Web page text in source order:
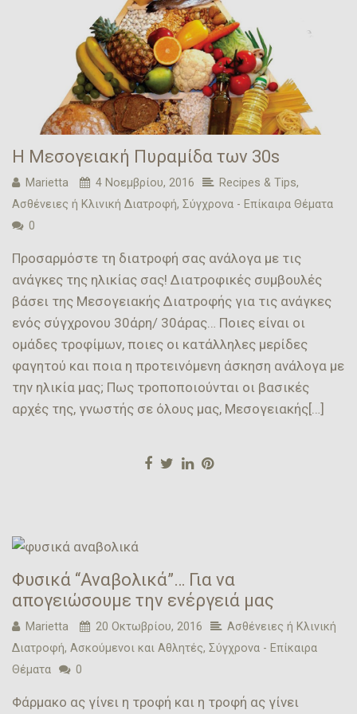
Η Μεσογειακή Πυραμίδα των 30s
Marietta 4 Νοεμβρίου, 2016 Recipes & Tips,
Ασθένειες ή Κλινική Διατροφή, Σύγχρονα - Επίκαιρα Θέματα
0
Προσαρμόστε τη διατροφή σας ανάλογα με τις
ανάγκες της ηλικίας σας! Διατροφικές συμβουλές
βάσει της Μεσογειακής Διατροφής για τις ανάγκες
ενός σύγχρονου 30άρη/ 30άρας… Ποιες είναι οι
ομάδες τροφίμων, ποιες οι κατάλληλες μερίδες
φαγητού και ποια η προτεινόμενη άσκηση ανάλογα με
την ηλικία μας; Πως τροποποιούνται οι βασικές
αρχές της, γνωστής σε όλους μας, Μεσογειακής[…]
Φυσικά “Αναβολικά”… Για να
απογειώσουμε την ενέργειά μας
Marietta 20 Οκτωβρίου, 2016
Ασθένειες ή Κλινική
Διατροφή, Ασκούμενοι και Αθλητές, Σύγχρονα - Επίκαιρα
Θέματα
0
Φάρμακο ας γίνει η τροφή και η τροφή ας γίνει